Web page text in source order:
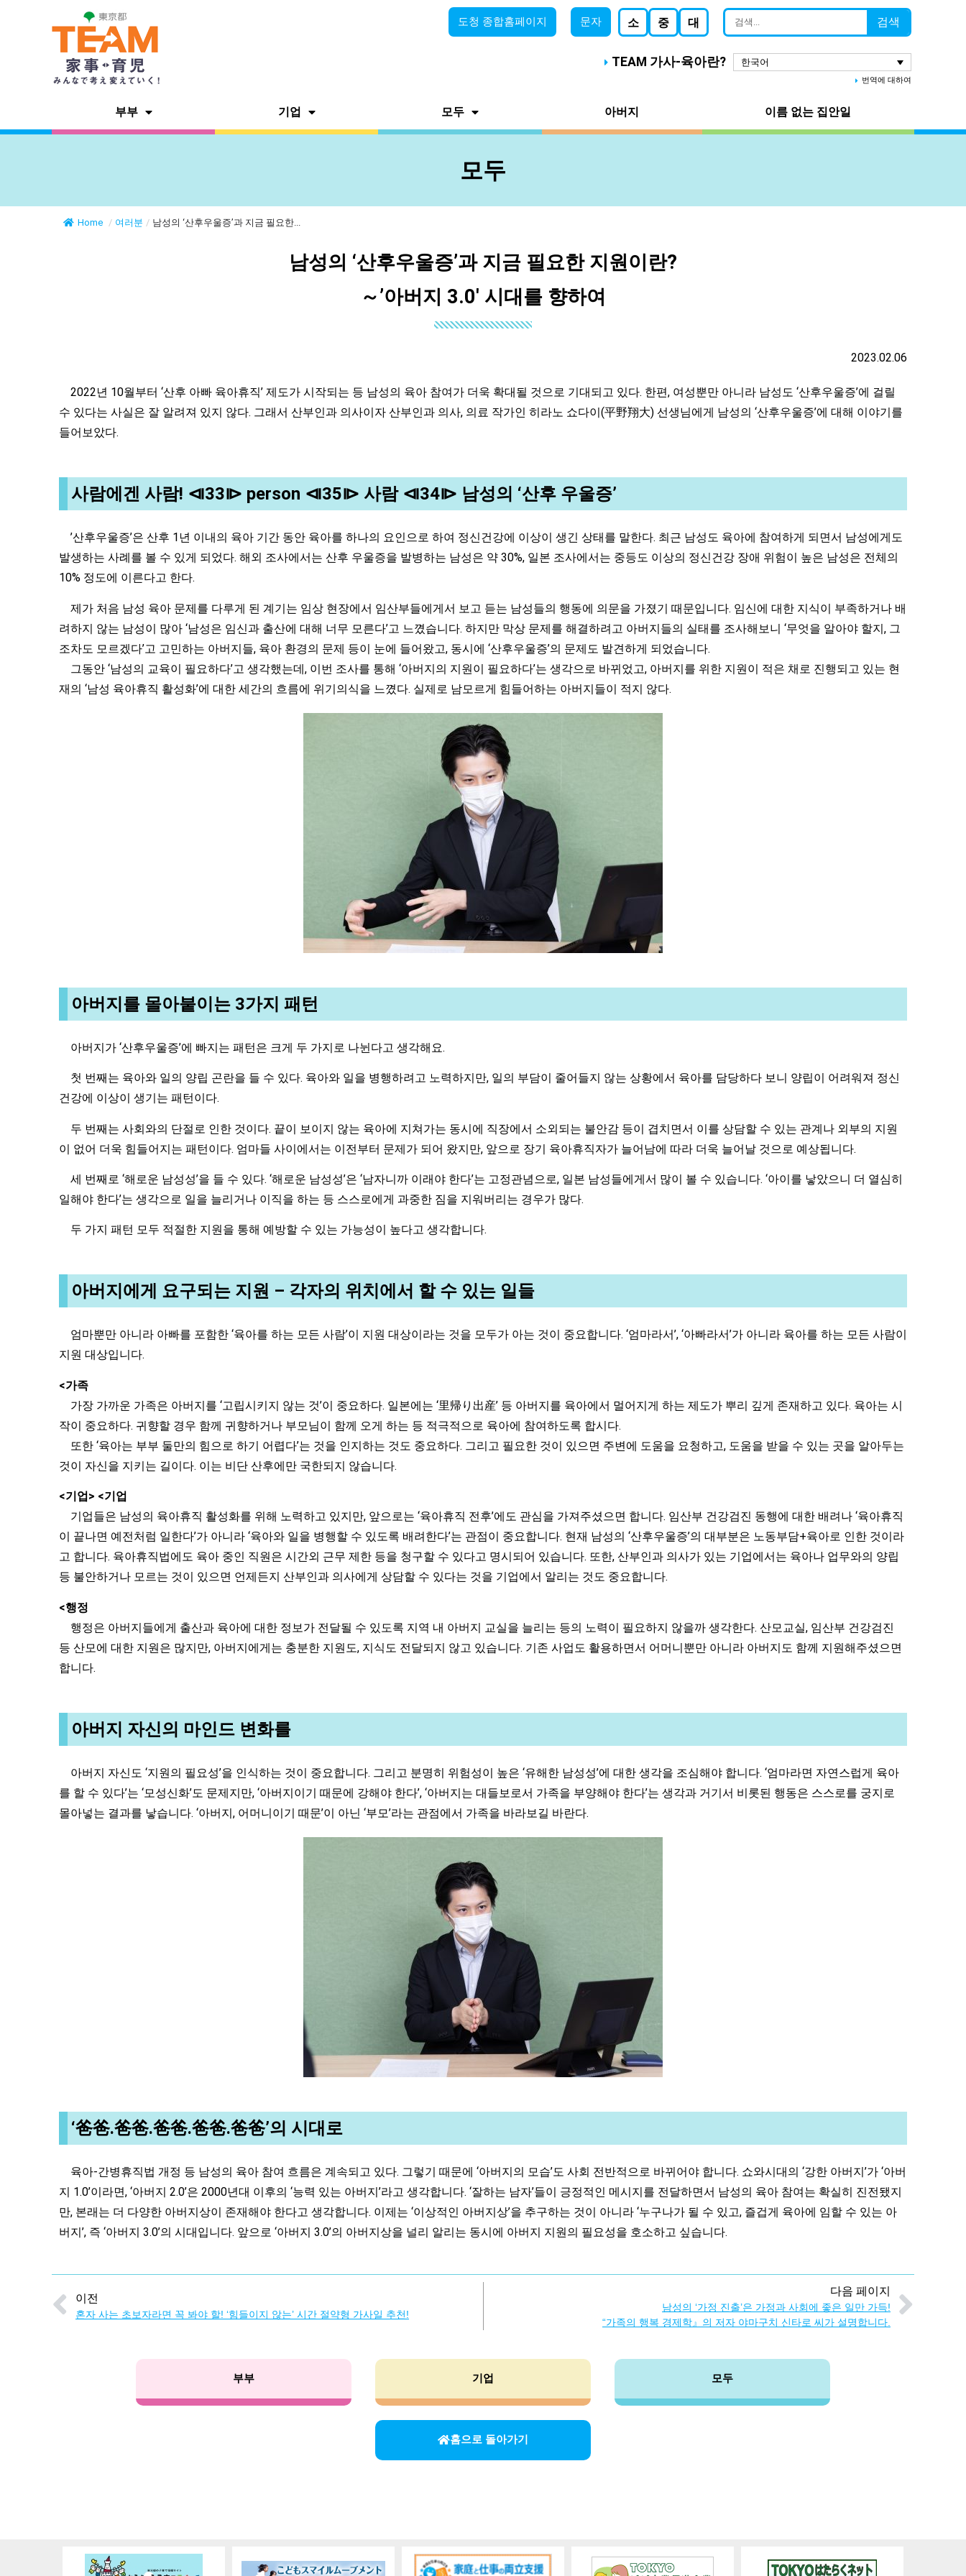
도청 종합홈페이지 문자 소 중 대 검색
TEAM 가사-육아란? 한국어
번역에 대하여
부부 기업 모두 아버지 이름 없는 집안일
모두
Home / 여러분 / 남성의 ‘산후우울증’과 지금 필요한...
남성의 ‘산후우울증’과 지금 필요한 지원이란?
～’아버지 3.0′ 시대를 향하여
2023.02.06
2022년 10월부터 ‘산후 아빠 육아휴직’ 제도가 시작되는 등 남성의 육아 참여가 더욱 확대될 것으로 기대되고 있다. 한편, 여성뿐만 아니라 남성도 ‘산후우울증’에 걸릴
수 있다는 사실은 잘 알려져 있지 않다. 그래서 산부인과 의사이자 산부인과 의사, 의료 작가인 히라노 쇼다이(平野翔大) 선생님에게 남성의 ‘산후우울증’에 대해 이야기를
들어보았다.
사람에겐 사람! ⧏33⧐ person ⧏35⧐ 사람 ⧏34⧐ 남성의 ‘산후 우울증’
’산후우울증’은 산후 1년 이내의 육아 기간 동안 육아를 하나의 요인으로 하여 정신건강에 이상이 생긴 상태를 말한다. 최근 남성도 육아에 참여하게 되면서 남성에게도
발생하는 사례를 볼 수 있게 되었다. 해외 조사에서는 산후 우울증을 발병하는 남성은 약 30%, 일본 조사에서는 중등도 이상의 정신건강 장애 위험이 높은 남성은 전체의
10% 정도에 이른다고 한다.
제가 처음 남성 육아 문제를 다루게 된 계기는 임상 현장에서 임산부들에게서 보고 듣는 남성들의 행동에 의문을 가졌기 때문입니다. 임신에 대한 지식이 부족하거나 배
려하지 않는 남성이 많아 ‘남성은 임신과 출산에 대해 너무 모른다’고 느꼈습니다. 하지만 막상 문제를 해결하려고 아버지들의 실태를 조사해보니 ‘무엇을 알아야 할지, 그
조차도 모르겠다’고 고민하는 아버지들, 육아 환경의 문제 등이 눈에 들어왔고, 동시에 ‘산후우울증’의 문제도 발견하게 되었습니다.
그동안 ‘남성의 교육이 필요하다’고 생각했는데, 이번 조사를 통해 ‘아버지의 지원이 필요하다’는 생각으로 바뀌었고, 아버지를 위한 지원이 적은 채로 진행되고 있는 현
재의 ‘남성 육아휴직 활성화’에 대한 세간의 흐름에 위기의식을 느꼈다. 실제로 남모르게 힘들어하는 아버지들이 적지 않다.
아버지를 몰아붙이는 3가지 패턴
아버지가 ‘산후우울증’에 빠지는 패턴은 크게 두 가지로 나뉜다고 생각해요.
첫 번째는 육아와 일의 양립 곤란을 들 수 있다. 육아와 일을 병행하려고 노력하지만, 일의 부담이 줄어들지 않는 상황에서 육아를 담당하다 보니 양립이 어려워져 정신
건강에 이상이 생기는 패턴이다.
두 번째는 사회와의 단절로 인한 것이다. 끝이 보이지 않는 육아에 지쳐가는 동시에 직장에서 소외되는 불안감 등이 겹치면서 이를 상담할 수 있는 관계나 외부의 지원
이 없어 더욱 힘들어지는 패턴이다. 엄마들 사이에서는 이전부터 문제가 되어 왔지만, 앞으로 장기 육아휴직자가 늘어남에 따라 더욱 늘어날 것으로 예상됩니다.
세 번째로 ‘해로운 남성성’을 들 수 있다. ‘해로운 남성성’은 ‘남자니까 이래야 한다’는 고정관념으로, 일본 남성들에게서 많이 볼 수 있습니다. ‘아이를 낳았으니 더 열심히
일해야 한다’는 생각으로 일을 늘리거나 이직을 하는 등 스스로에게 과중한 짐을 지워버리는 경우가 많다.
두 가지 패턴 모두 적절한 지원을 통해 예방할 수 있는 가능성이 높다고 생각합니다.
아버지에게 요구되는 지원 – 각자의 위치에서 할 수 있는 일들
엄마뿐만 아니라 아빠를 포함한 ‘육아를 하는 모든 사람’이 지원 대상이라는 것을 모두가 아는 것이 중요합니다. ‘엄마라서’, ‘아빠라서’가 아니라 육아를 하는 모든 사람이
지원 대상입니다.
<가족
가장 가까운 가족은 아버지를 ‘고립시키지 않는 것’이 중요하다. 일본에는 ‘里帰り出産’ 등 아버지를 육아에서 멀어지게 하는 제도가 뿌리 깊게 존재하고 있다. 육아는 시
작이 중요하다. 귀향할 경우 함께 귀향하거나 부모님이 함께 오게 하는 등 적극적으로 육아에 참여하도록 합시다.
또한 ‘육아는 부부 둘만의 힘으로 하기 어렵다’는 것을 인지하는 것도 중요하다. 그리고 필요한 것이 있으면 주변에 도움을 요청하고, 도움을 받을 수 있는 곳을 알아두는
것이 자신을 지키는 길이다. 이는 비단 산후에만 국한되지 않습니다.
<기업> <기업
기업들은 남성의 육아휴직 활성화를 위해 노력하고 있지만, 앞으로는 ‘육아휴직 전후’에도 관심을 가져주셨으면 합니다. 임산부 건강검진 동행에 대한 배려나 ‘육아휴직
이 끝나면 예전처럼 일한다’가 아니라 ‘육아와 일을 병행할 수 있도록 배려한다’는 관점이 중요합니다. 현재 남성의 ‘산후우울증’의 대부분은 노동부담+육아로 인한 것이라
고 합니다. 육아휴직법에도 육아 중인 직원은 시간외 근무 제한 등을 청구할 수 있다고 명시되어 있습니다. 또한, 산부인과 의사가 있는 기업에서는 육아나 업무와의 양립
등 불안하거나 모르는 것이 있으면 언제든지 산부인과 의사에게 상담할 수 있다는 것을 기업에서 알리는 것도 중요합니다.
<행정
행정은 아버지들에게 출산과 육아에 대한 정보가 전달될 수 있도록 지역 내 아버지 교실을 늘리는 등의 노력이 필요하지 않을까 생각한다. 산모교실, 임산부 건강검진
등 산모에 대한 지원은 많지만, 아버지에게는 충분한 지원도, 지식도 전달되지 않고 있습니다. 기존 사업도 활용하면서 어머니뿐만 아니라 아버지도 함께 지원해주셨으면
합니다.
아버지 자신의 마인드 변화를
아버지 자신도 ‘지원의 필요성’을 인식하는 것이 중요합니다. 그리고 분명히 위험성이 높은 ‘유해한 남성성’에 대한 생각을 조심해야 합니다. ‘엄마라면 자연스럽게 육아
를 할 수 있다’는 ‘모성신화’도 문제지만, ‘아버지이기 때문에 강해야 한다’, ‘아버지는 대들보로서 가족을 부양해야 한다’는 생각과 거기서 비롯된 행동은 스스로를 궁지로
몰아넣는 결과를 낳습니다. ‘아버지, 어머니이기 때문’이 아닌 ‘부모’라는 관점에서 가족을 바라보길 바란다.
‘爸爸.爸爸.爸爸.爸爸.爸爸’의 시대로
육아-간병휴직법 개정 등 남성의 육아 참여 흐름은 계속되고 있다. 그렇기 때문에 ‘아버지의 모습’도 사회 전반적으로 바뀌어야 합니다. 쇼와시대의 ‘강한 아버지’가 ‘아버
지 1.0’이라면, ‘아버지 2.0’은 2000년대 이후의 ‘능력 있는 아버지’라고 생각합니다. ‘잘하는 남자’들이 긍정적인 메시지를 전달하면서 남성의 육아 참여는 확실히 진전됐지
만, 본래는 더 다양한 아버지상이 존재해야 한다고 생각합니다. 이제는 ‘이상적인 아버지상’을 추구하는 것이 아니라 ‘누구나가 될 수 있고, 즐겁게 육아에 임할 수 있는 아
버지’, 즉 ‘아버지 3.0’의 시대입니다. 앞으로 ‘아버지 3.0’의 아버지상을 널리 알리는 동시에 아버지 지원의 필요성을 호소하고 싶습니다.
이전
혼자 사는 초보자라면 꼭 봐야 할! ‘힘들이지 않는’ 시간 절약형 가사일 추천!
다음 페이지
남성의 ‘가정 진출’은 가정과 사회에 좋은 일만 가득!
“가족의 행복 경제학』의 저자 야마구치 신타로 씨가 설명합니다.
부부 기업 모두
홈으로 돌아가기